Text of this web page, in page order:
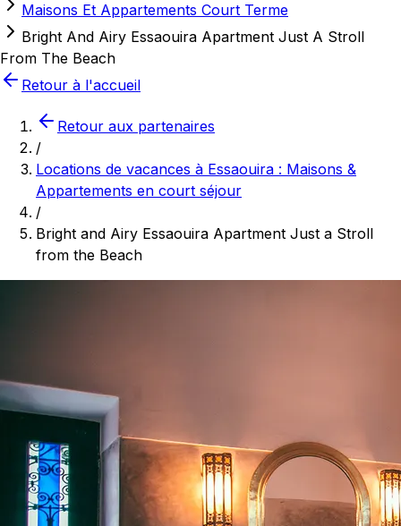
Maisons Et Appartements Court Terme
Bright And Airy Essaouira Apartment Just A Stroll
From The Beach
Retour à l'accueil
Retour aux partenaires
/
Locations de vacances à Essaouira : Maisons &
Appartements en court séjour
/
Bright and Airy Essaouira Apartment Just a Stroll
from the Beach